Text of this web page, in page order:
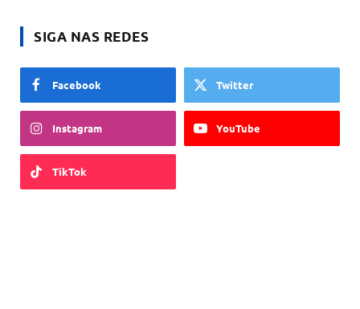
SIGA NAS REDES
Facebook Twitter
Instagram YouTube
TikTok